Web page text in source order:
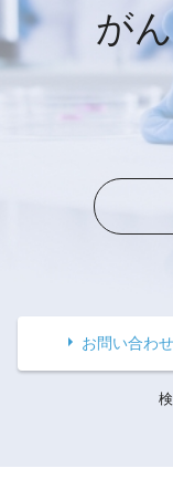
お問い合わせ
お問い合わせ
が
お問い合わせ